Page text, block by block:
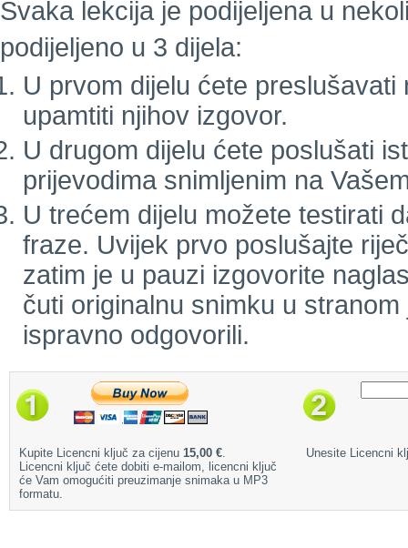
Svaka lekcija je podijeljena u
podijeljeno u 3 dijela:
U prvom dijelu ćete
upamtiti njihov izgovor.
U drugom dijelu ćete poslušati
prijevodima snimljenim na
U trećem dijelu možete testirati
fraze. Uvijek prvo poslušajte
zatim je u pauzi izgovorite
čuti originalnu snimku u
ispravno odgovorili.
Kupite Licencni ključ za cijenu 15,00 €.
Licencni ključ ćete dobiti e-mailom, licencni ključ
će Vam omogućiti preuzimanje snimaka u MP3
formatu.
Unesite Licencni